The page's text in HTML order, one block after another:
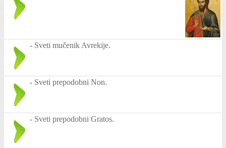
- Sveti mučenik Avrekije.
- Sveti prepodobni Non.
- Sveti prepodobni Gratos.